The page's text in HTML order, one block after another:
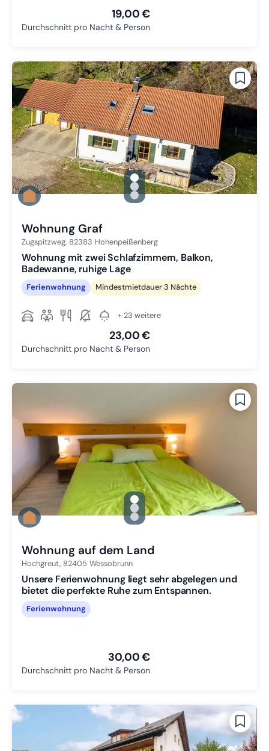
19,00 €
Durchschnitt pro Nacht & Person
gallery.slide_selector
Zu Slide 1 wechseln
Zu Slide 2 wechseln
Zu Slide 3 wechseln
Wohnung Graf
Zugspitzweg, 82383 Hohenpeißenberg
Wohnung mit zwei Schlafzimmern, Balkon,
Badewanne, ruhige Lage
Ferienwohnung Mindestmietdauer 3 Nächte
+ 23 weitere
23,00 €
Durchschnitt pro Nacht & Person
gallery.slide_selector
Zu Slide 1 wechseln
Zu Slide 2 wechseln
Zu Slide 3 wechseln
Wohnung auf dem Land
Hochgreut, 82405 Wessobrunn
Unsere Ferienwohnung liegt sehr abgelegen und
bietet die perfekte Ruhe zum Entspannen.
Ferienwohnung
30,00 €
Durchschnitt pro Nacht & Person